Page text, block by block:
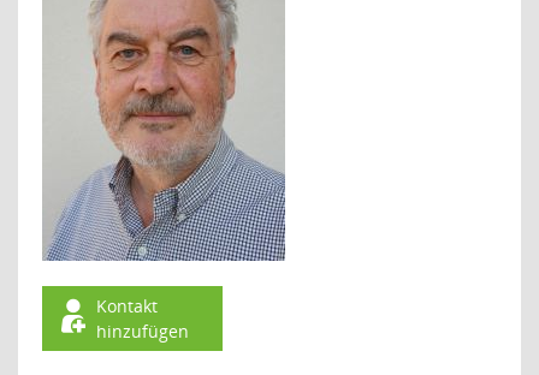
Kontakt
hinzufügen